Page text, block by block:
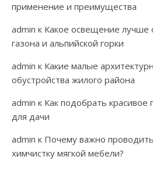
применение и преимущества
admin к Какое освещение лучше
газона и альпийской горки
admin к Какие малые
обустройства жилого района
admin к Как подобрать
для дачи
admin к Почему важно
химчистку мягкой мебели?